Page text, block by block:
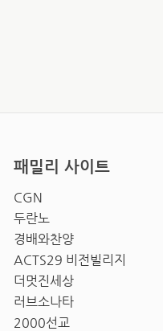
패밀리 사이트
CGN
두란노
경배와찬양
ACTS29 비전빌리지
더멋진세상
러브소나타
2000선교